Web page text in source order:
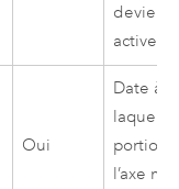
devient
active
Oui
Date à
laquelle
portion
l’axe